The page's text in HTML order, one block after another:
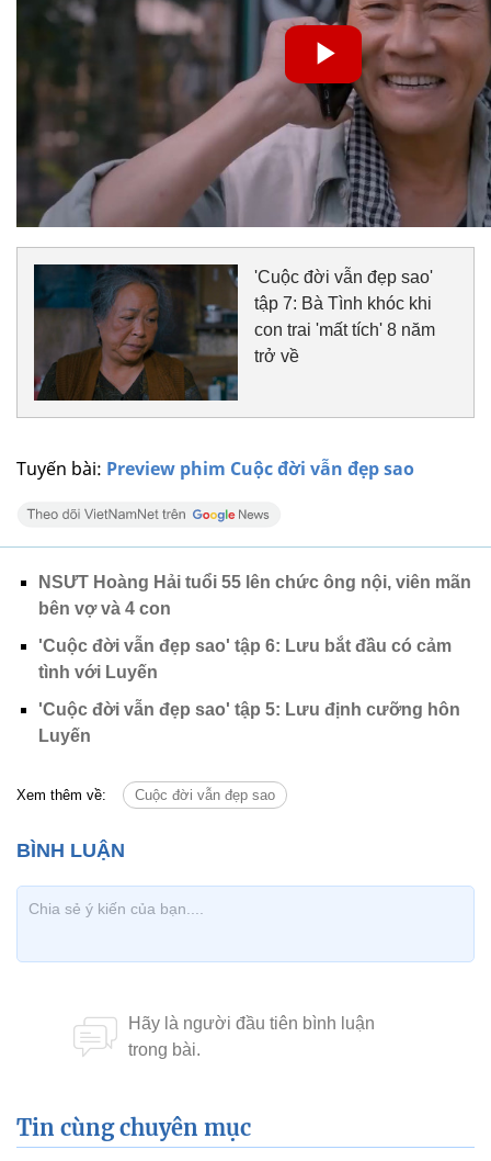
Tuyến bài: Preview phim Cuộc đời vẫn đẹp sao
'Cuộc đời vẫn đẹp sao'
tập 7: Bà Tình khóc khi
con trai 'mất tích' 8 năm
trở về
NSƯT Hoàng Hải tuổi 55 lên chức ông nội, viên mãn
bên vợ và 4 con
'Cuộc đời vẫn đẹp sao' tập 6: Lưu bắt đầu có cảm
tình với Luyến
'Cuộc đời vẫn đẹp sao' tập 5: Lưu định cưỡng hôn
Luyến
Xem thêm về: Cuộc đời vẫn đẹp sao
Tin cùng chuyên mục